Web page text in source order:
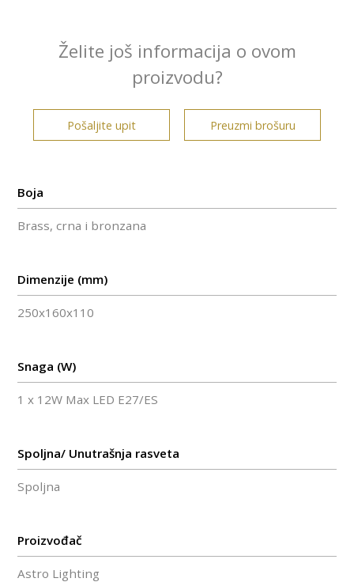
Želite još informacija o ovom
proizvodu?
Pošaljite upit Preuzmi brošuru
Boja
Brass, crna i bronzana
Dimenzije (mm)
250x160x110
Snaga (W)
1 x 12W Max LED E27/ES
Spoljna/ Unutrašnja rasveta
Spoljna
Proizvođač
Astro Lighting